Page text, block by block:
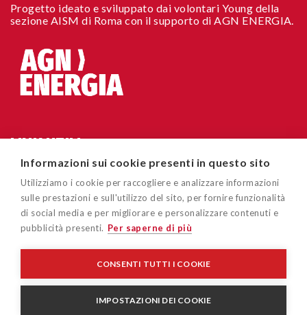
Progetto ideato e sviluppato dai volontari Young della
sezione AISM di Roma con il supporto di AGN ENERGIA.
LINK UTILI
Chi siamo
Accessibilità sito
Cookie policy
Privacy policy
Disclaimer
CONTATTI
Via Cavour 181/A 00184 Roma
easygoout@aism.it
Associazione Italiana Sclerosi Multipla – AISM – Associazione
96015150582
Termini e condizioni Privacy Policy Area Riservata
Informazioni sui cookie presenti in questo sito
Utilizziamo i cookie per raccogliere e analizzare informazioni
sulle prestazioni e sull'utilizzo del sito, per fornire funzionalità
di social media e per migliorare e personalizzare contenuti e
pubblicità presenti. Per saperne di più
CONSENTI TUTTI I COOKIE
IMPOSTAZIONI DEI COOKIE